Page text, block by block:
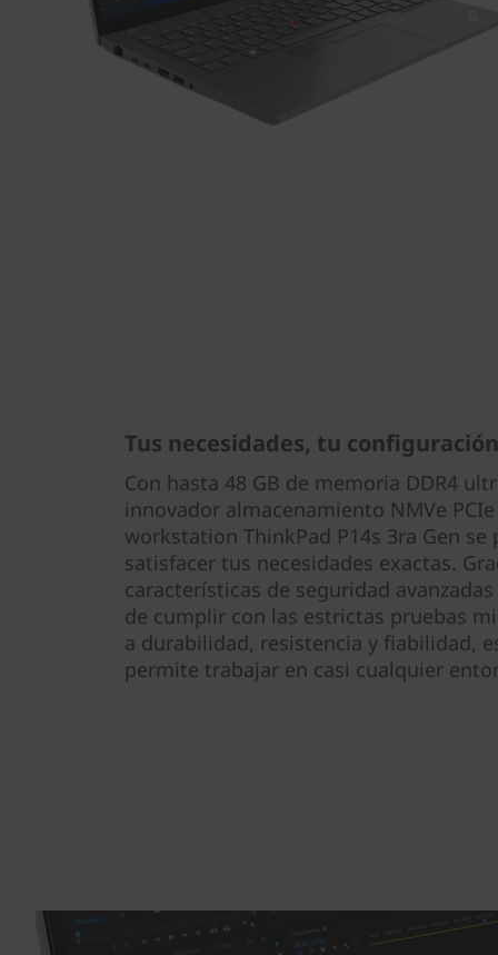
Tus necesidades, tu configuración
Con hasta 48 GB de memoria DDR4
innovador almacenamiento NMVe
workstation ThinkPad P14s 3ra Gen
satisfacer tus necesidades exactas.
características de seguridad
de cumplir con las estrictas pruebas
a durabilidad, resistencia y fiabilidad,
permite trabajar en casi cualquier